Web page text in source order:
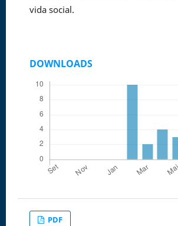
vida social.
DOWNLOADS
PDF